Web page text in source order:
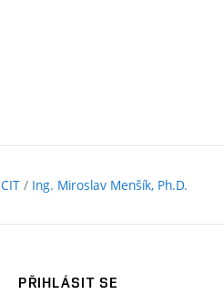
CIT / Ing. Miroslav Menšík, Ph.D.
PŘIHLÁSIT SE